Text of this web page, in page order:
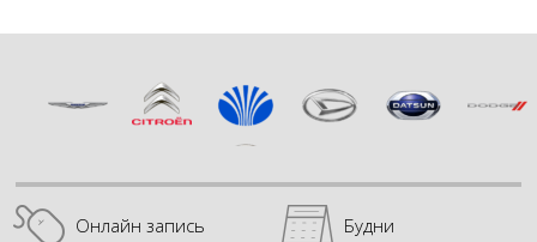
Онлайн запись Будни